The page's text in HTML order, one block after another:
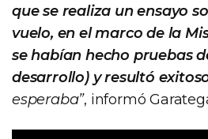
que se realiza un ensayo
vuelo, en el marco de la
se habían hecho pruebas
desarrollo) y resultó
esperaba”, informó